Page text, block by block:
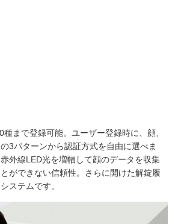
まで登録可能。ユーザー登録時に、顔、
3パターンから認証方式を自由に選べま
外線LED光を増幅して顔のデータを収集
ができない信頼性。さらに開けた解錠履
ステムです。